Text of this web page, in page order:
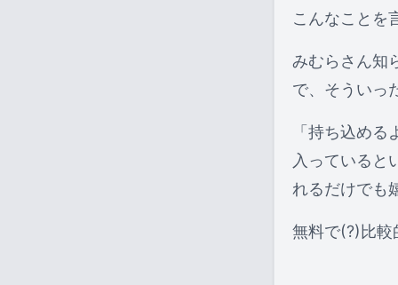
こんなことを
みむらさん知
で、そういっ
「持ち込め
入っていると
れるだけでも
無料で(?)比較